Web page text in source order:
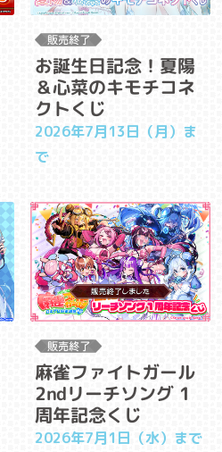
お誕生日記念！夏陽
＆心菜のキモチコネ
クトくじ
2026年7月13日（月）ま
で
麻雀ファイトガール
2ndリーチソング 1
周年記念くじ
2026年7月1日（水）まで